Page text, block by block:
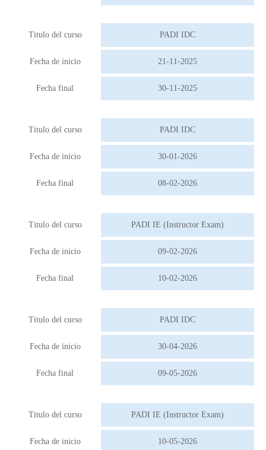
Titulo del curso PADI IDC
Fecha de inicio 21-11-2025
Fecha final 30-11-2025
Titulo del curso PADI IDC
Fecha de inicio 30-01-2026
Fecha final 08-02-2026
Titulo del curso PADI IE (Instructor Exam)
Fecha de inicio 09-02-2026
Fecha final 10-02-2026
Titulo del curso PADI IDC
Fecha de inicio 30-04-2026
Fecha final 09-05-2026
Titulo del curso PADI IE (Instructor Exam)
Fecha de inicio 10-05-2026